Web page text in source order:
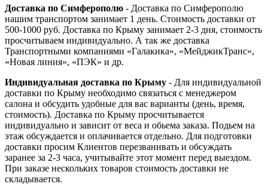
Доставка по Симферополю - Доставка по Симферополю
нашим транспортом занимает 1 день. Стоимость доставки от
500-1000 руб. Доставка по Крыму занимает 2-3 дня, стоимость
просчитываем индивидуально. А так же доставка
Транспортными компаниями «Галакика», «МейджикТранс»,
«Новая линия», «ПЭК» и др.
Индивидуальная доставка по Крыму - Для индивидуальной
доставки по Крыму необходимо связаться с менеджером
салона и обсудить удобные для вас варианты (день, время,
стоимость). Доставка по Крыму просчитывается
индивидуально и зависит от веса и обьема заказа. Подьем на
этаж обсуждается и оплачивается отдельно. Для подготовки
доставки просим Клиентов перезванивать и обсуждать
заранее за 2-3 часа, учитывайте этот момент перед выездом.
При заказе нескольких товаров стоимость доставки не
складывается.